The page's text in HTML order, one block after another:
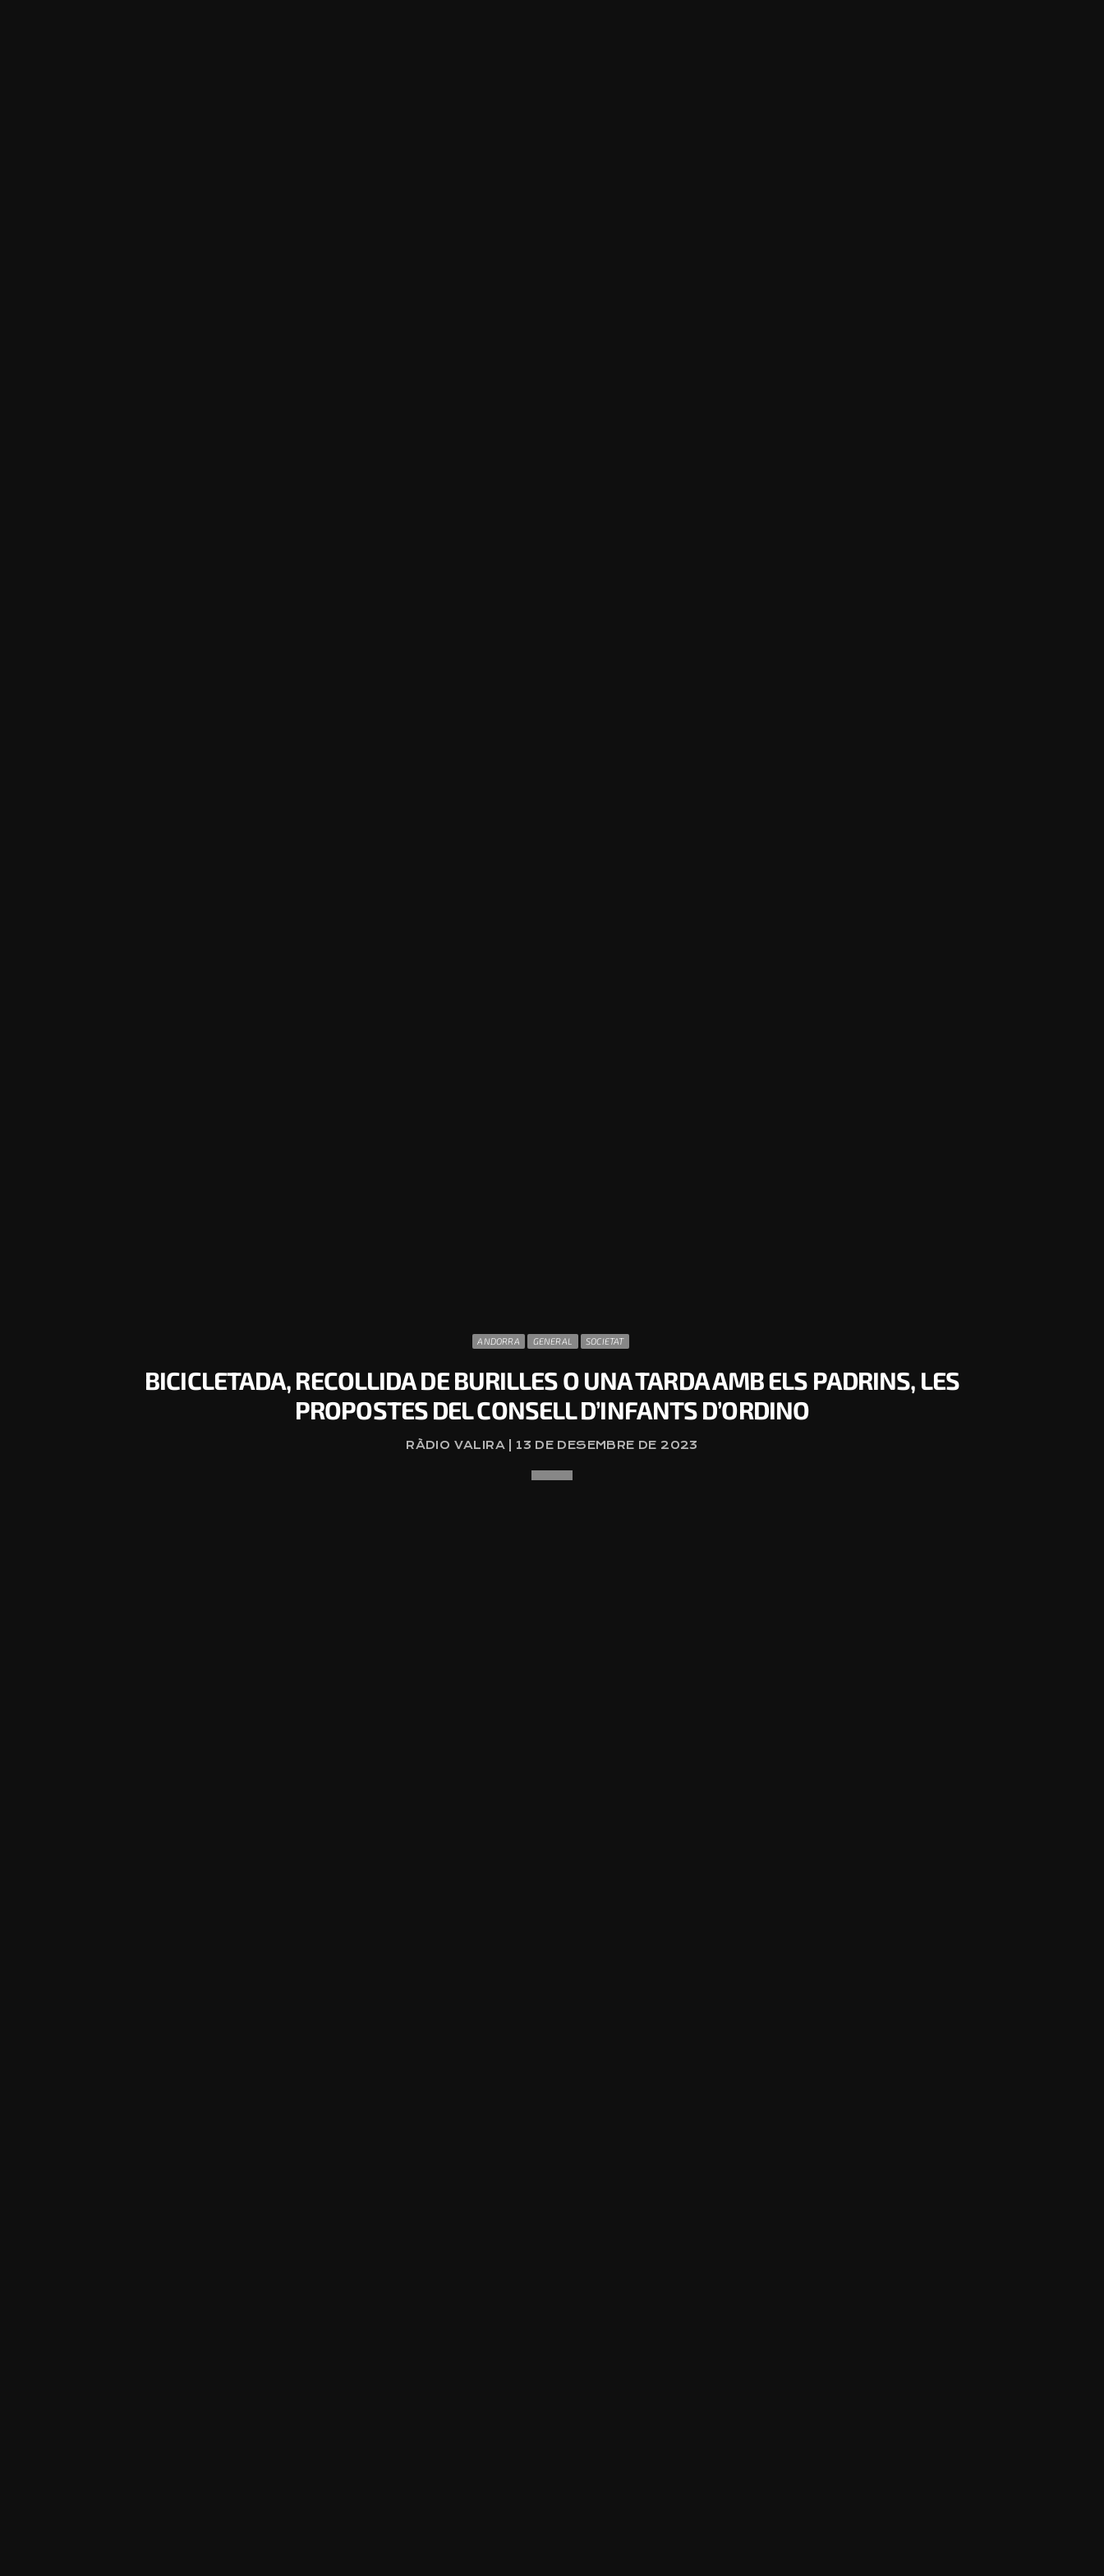
ANDORRA GENERAL SOCIETAT
BICICLETADA, RECOLLIDA DE BURILLES O UNA TARDA AMB ELS PADRINS, LES
PROPOSTES DEL CONSELL D’INFANTS D’ORDINO
RÀDIO VALIRA | 13 DE DESEMBRE DE 2023